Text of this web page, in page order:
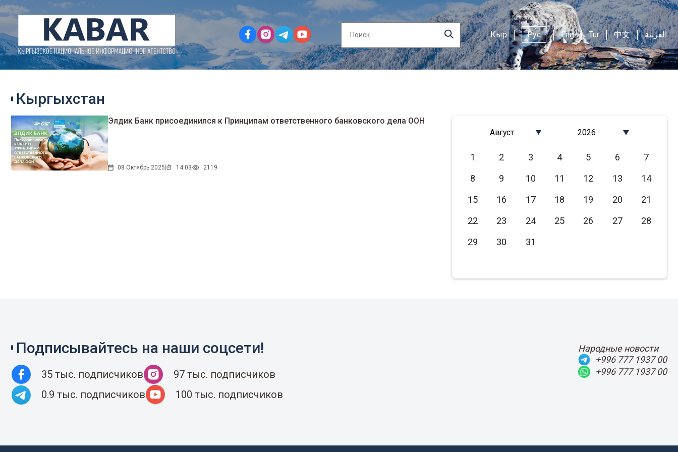
Кыр Рус Eng Tur 中文 العربية
Кыргыхстан
Элдик Банк присоединился к Принципам ответственного банковского дела ООН
08 Октябрь 2025 14:03 2119
Август
Март
Апрель
Июнь
Июль
2026
2024
2023
2021
1 2 3 4 5 6
7
8
9 10 11 12 13
14
15
16 17 18 19 20
21
22
23 24 25 26 27
28
29
30 31
Подписывайтесь на наши соцсети!
35 тыс. подписчиков
97 тыс. подписчиков
0.9 тыс. подписчиков
100 тыс. подписчиков
Народные новости
+996 777 1937 00
+996 777 1937 00